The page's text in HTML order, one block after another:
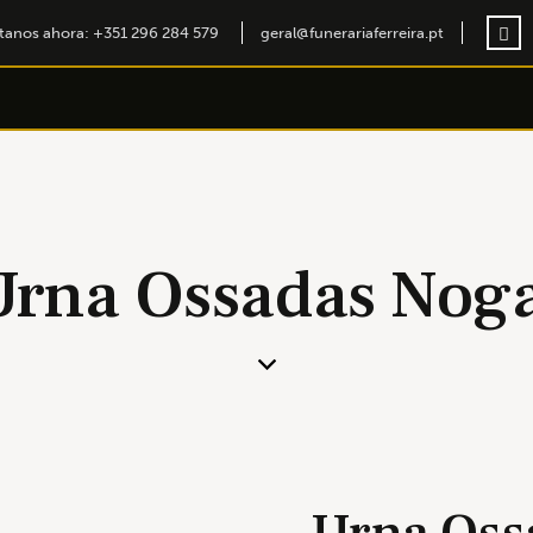
ahora: +351 296 284 579 geral@funerariaferreira.pt
Ossadas